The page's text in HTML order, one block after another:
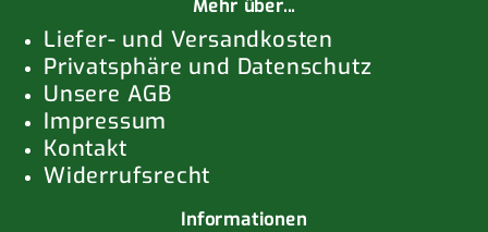
Mehr über...
Liefer- und Versandkosten
Privatsphäre und Datenschutz
Unsere AGB
Impressum
Kontakt
Widerrufsrecht
Informationen